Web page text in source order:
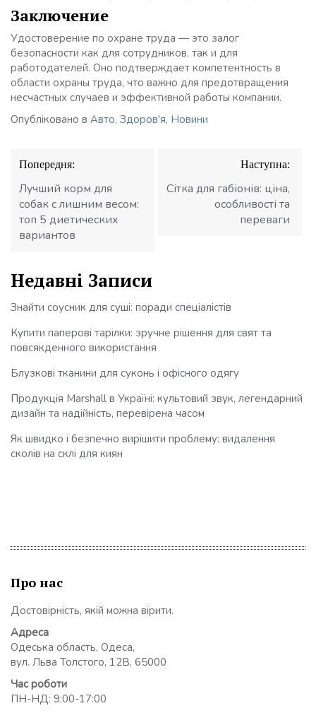
Заключение
Удостоверение по охране труда — это залог
безопасности как для сотрудников, так и для
работодателей. Оно подтверждает компетентность в
области охраны труда, что важно для предотвращения
несчастных случаев и эффективной работы компании.
Опубліковано в Авто, Здоров'я, Новини
Навігація
записів
Попередня:
Лучший корм для
собак с лишним весом:
топ 5 диетических
вариантов
Наступна:
Сітка для габіонів: ціна,
особливості та
переваги
Недавні Записи
Знайти соусник для суші: поради спеціалістів
Купити паперові тарілки: зручне рішення для свят та
повсякденного використання
Блузкові тканини для суконь і офісного одягу
Продукція Marshall в Україні: культовий звук, легендарний
дизайн та надійність, перевірена часом
Як швидко і безпечно вирішити проблему: видалення
сколів на склі для киян
Про нас
Достовірність, якій можна вірити.
Адреса
Одеська область, Одеса,
вул. Льва Толстого, 12В, 65000
Час роботи
ПН-НД: 9:00-17:00